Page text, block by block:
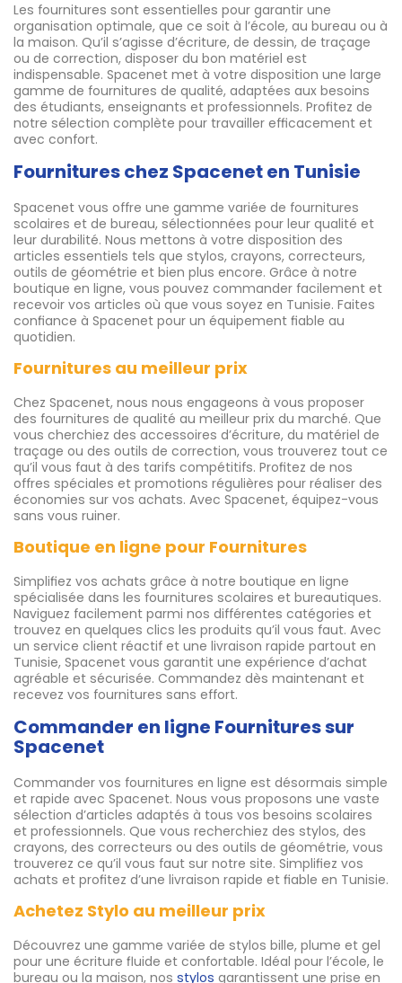
Les fournitures sont essentielles pour garantir une
organisation optimale, que ce soit à l’école, au bureau ou à
la maison. Qu’il s’agisse d’écriture, de dessin, de traçage
ou de correction, disposer du bon matériel est
indispensable. Spacenet met à votre disposition une large
gamme de fournitures de qualité, adaptées aux besoins
des étudiants, enseignants et professionnels. Profitez de
notre sélection complète pour travailler efficacement et
avec confort.
Fournitures chez Spacenet en Tunisie
Spacenet vous offre une gamme variée de fournitures
scolaires et de bureau, sélectionnées pour leur qualité et
leur durabilité. Nous mettons à votre disposition des
articles essentiels tels que stylos, crayons, correcteurs,
outils de géométrie et bien plus encore. Grâce à notre
boutique en ligne, vous pouvez commander facilement et
recevoir vos articles où que vous soyez en Tunisie. Faites
confiance à Spacenet pour un équipement fiable au
quotidien.
Fournitures au meilleur prix
Chez Spacenet, nous nous engageons à vous proposer
des fournitures de qualité au meilleur prix du marché. Que
vous cherchiez des accessoires d’écriture, du matériel de
traçage ou des outils de correction, vous trouverez tout ce
qu’il vous faut à des tarifs compétitifs. Profitez de nos
offres spéciales et promotions régulières pour réaliser des
économies sur vos achats. Avec Spacenet, équipez-vous
sans vous ruiner.
Boutique en ligne pour Fournitures
Simplifiez vos achats grâce à notre boutique en ligne
spécialisée dans les fournitures scolaires et bureautiques.
Naviguez facilement parmi nos différentes catégories et
trouvez en quelques clics les produits qu’il vous faut. Avec
un service client réactif et une livraison rapide partout en
Tunisie, Spacenet vous garantit une expérience d’achat
agréable et sécurisée. Commandez dès maintenant et
recevez vos fournitures sans effort.
Commander en ligne Fournitures sur
Spacenet
Commander vos fournitures en ligne est désormais simple
et rapide avec Spacenet. Nous vous proposons une vaste
sélection d’articles adaptés à tous vos besoins scolaires
et professionnels. Que vous recherchiez des stylos, des
crayons, des correcteurs ou des outils de géométrie, vous
trouverez ce qu’il vous faut sur notre site. Simplifiez vos
achats et profitez d’une livraison rapide et fiable en Tunisie.
Achetez Stylo au meilleur prix
Découvrez une gamme variée de stylos bille, plume et gel
pour une écriture fluide et confortable. Idéal pour l’école, le
bureau ou la maison, nos stylos garantissent une prise en